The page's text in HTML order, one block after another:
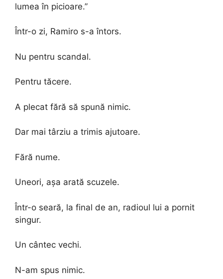
lumea în picioare.”
Într-o zi, Ramiro s-a întors.
Nu pentru scandal.
Pentru tăcere.
A plecat fără să spună nimic.
Dar mai târziu a trimis ajutoare.
Fără nume.
Uneori, așa arată scuzele.
Într-o seară, la final de an, radioul lui a pornit
singur.
Un cântec vechi.
N-am spus nimic.